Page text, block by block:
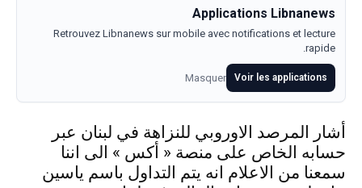
Applications Libnanews
Retrouvez Libnanews sur mobile avec notifications et lecture
rapide.
Voir les applications
Masquer
أشار المرصد الاوروبي للنزاهة في لبنان عبر
حسابه الخاص على منصة « أكس » الى اننا
سمعنا من الاعلام انه يتم التداول باسم ياسين